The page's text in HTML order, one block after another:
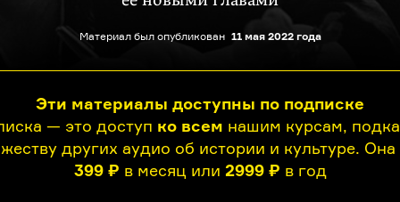
Материал был опубликован 11 мая 2022 года
Эти материалы доступны по подписке
— это доступ ко всем нашим курсам,
других аудио об истории и культуре. Она
399 ₽ в месяц или 2999 ₽ в год